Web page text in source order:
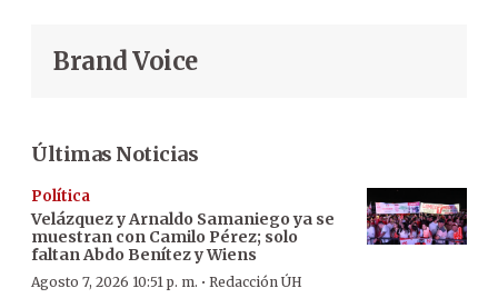
Brand Voice
Últimas Noticias
Política
Velázquez y Arnaldo Samaniego ya se
muestran con Camilo Pérez; solo
faltan Abdo Benítez y Wiens
Agosto 7, 2026 10:51 p. m. · Redacción ÚH